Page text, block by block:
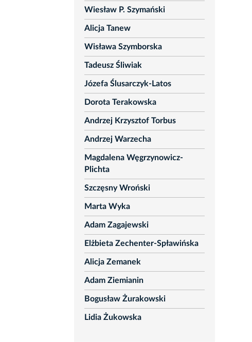
Wiesław P. Szymański
Alicja Tanew
Wisława Szymborska
Tadeusz Śliwiak
Józefa Ślusarczyk-Latos
Dorota Terakowska
Andrzej Krzysztof Torbus
Andrzej Warzecha
Magdalena Węgrzynowicz-
Plichta
Szczęsny Wroński
Marta Wyka
Adam Zagajewski
Elżbieta Zechenter-Spławińska
Alicja Zemanek
Adam Ziemianin
Bogusław Żurakowski
Lidia Żukowska